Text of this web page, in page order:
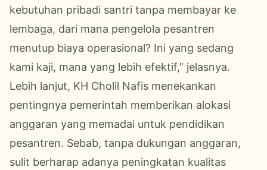
kebutuhan pribadi santri tanpa membayar ke
lembaga, dari mana pengelola pesantren
menutup biaya operasional? Ini yang sedang
kami kaji, mana yang lebih efektif,” jelasnya.
Lebih lanjut, KH Cholil Nafis menekankan
pentingnya pemerintah memberikan alokasi
anggaran yang memadai untuk pendidikan
pesantren. Sebab, tanpa dukungan anggaran,
sulit berharap adanya peningkatan kualitas